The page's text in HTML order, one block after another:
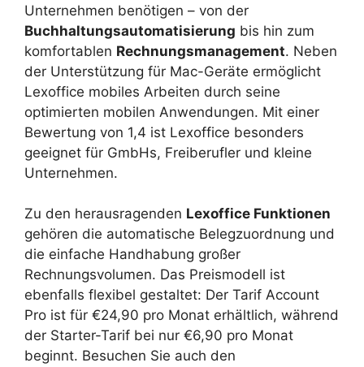
Unternehmen benötigen – von der
Buchhaltungsautomatisierung bis hin zum
komfortablen Rechnungsmanagement. Neben
der Unterstützung für Mac-Geräte ermöglicht
Lexoffice mobiles Arbeiten durch seine
optimierten mobilen Anwendungen. Mit einer
Bewertung von 1,4 ist Lexoffice besonders
geeignet für GmbHs, Freiberufler und kleine
Unternehmen.
Zu den herausragenden Lexoffice Funktionen
gehören die automatische Belegzuordnung und
die einfache Handhabung großer
Rechnungsvolumen. Das Preismodell ist
ebenfalls flexibel gestaltet: Der Tarif Account
Pro ist für €24,90 pro Monat erhältlich, während
der Starter-Tarif bei nur €6,90 pro Monat
beginnt. Besuchen Sie auch den